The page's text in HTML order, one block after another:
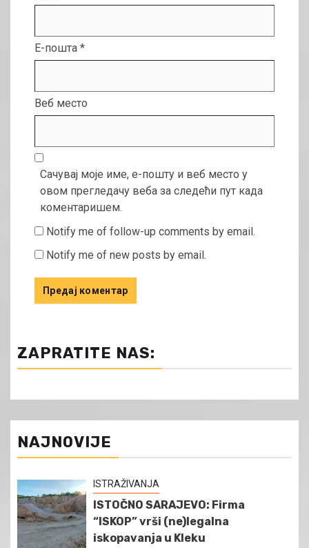
Е-пошта *
Веб место
Сачувај моје име, е-пошту и веб место у
овом прегледачу веба за следећи пут када
коментаришем.
Notify me of follow-up comments by email.
Notify me of new posts by email.
ZAPRATITE NAS:
NAJNOVIJE
ISTRAŽIVANJA
ISTOČNO SARAJEVO: Firma
“ISKOP” vrši (ne)legalna
iskopavanja u Kleku